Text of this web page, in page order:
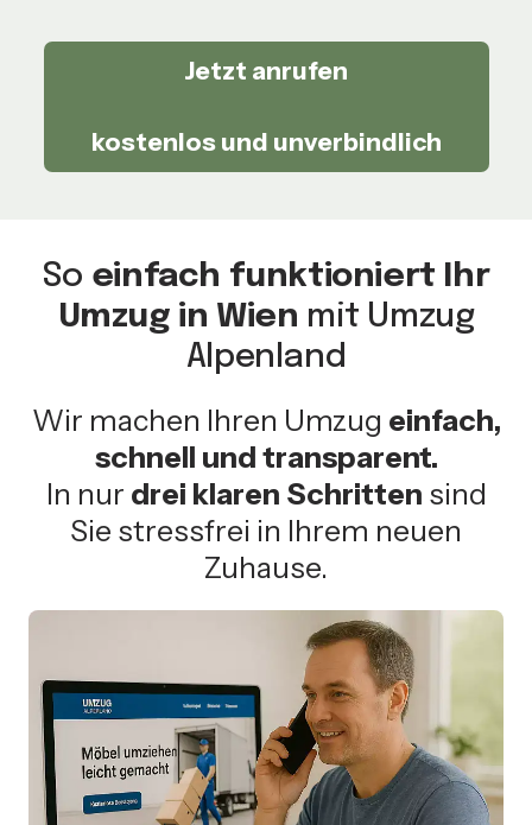
Jetzt anrufen
kostenlos und unverbindlich
So einfach funktioniert Ihr
Umzug in Wien mit Umzug
Alpenland
Wir machen Ihren Umzug einfach,
schnell und transparent.
In nur drei klaren Schritten sind
Sie stressfrei in Ihrem neuen
Zuhause.